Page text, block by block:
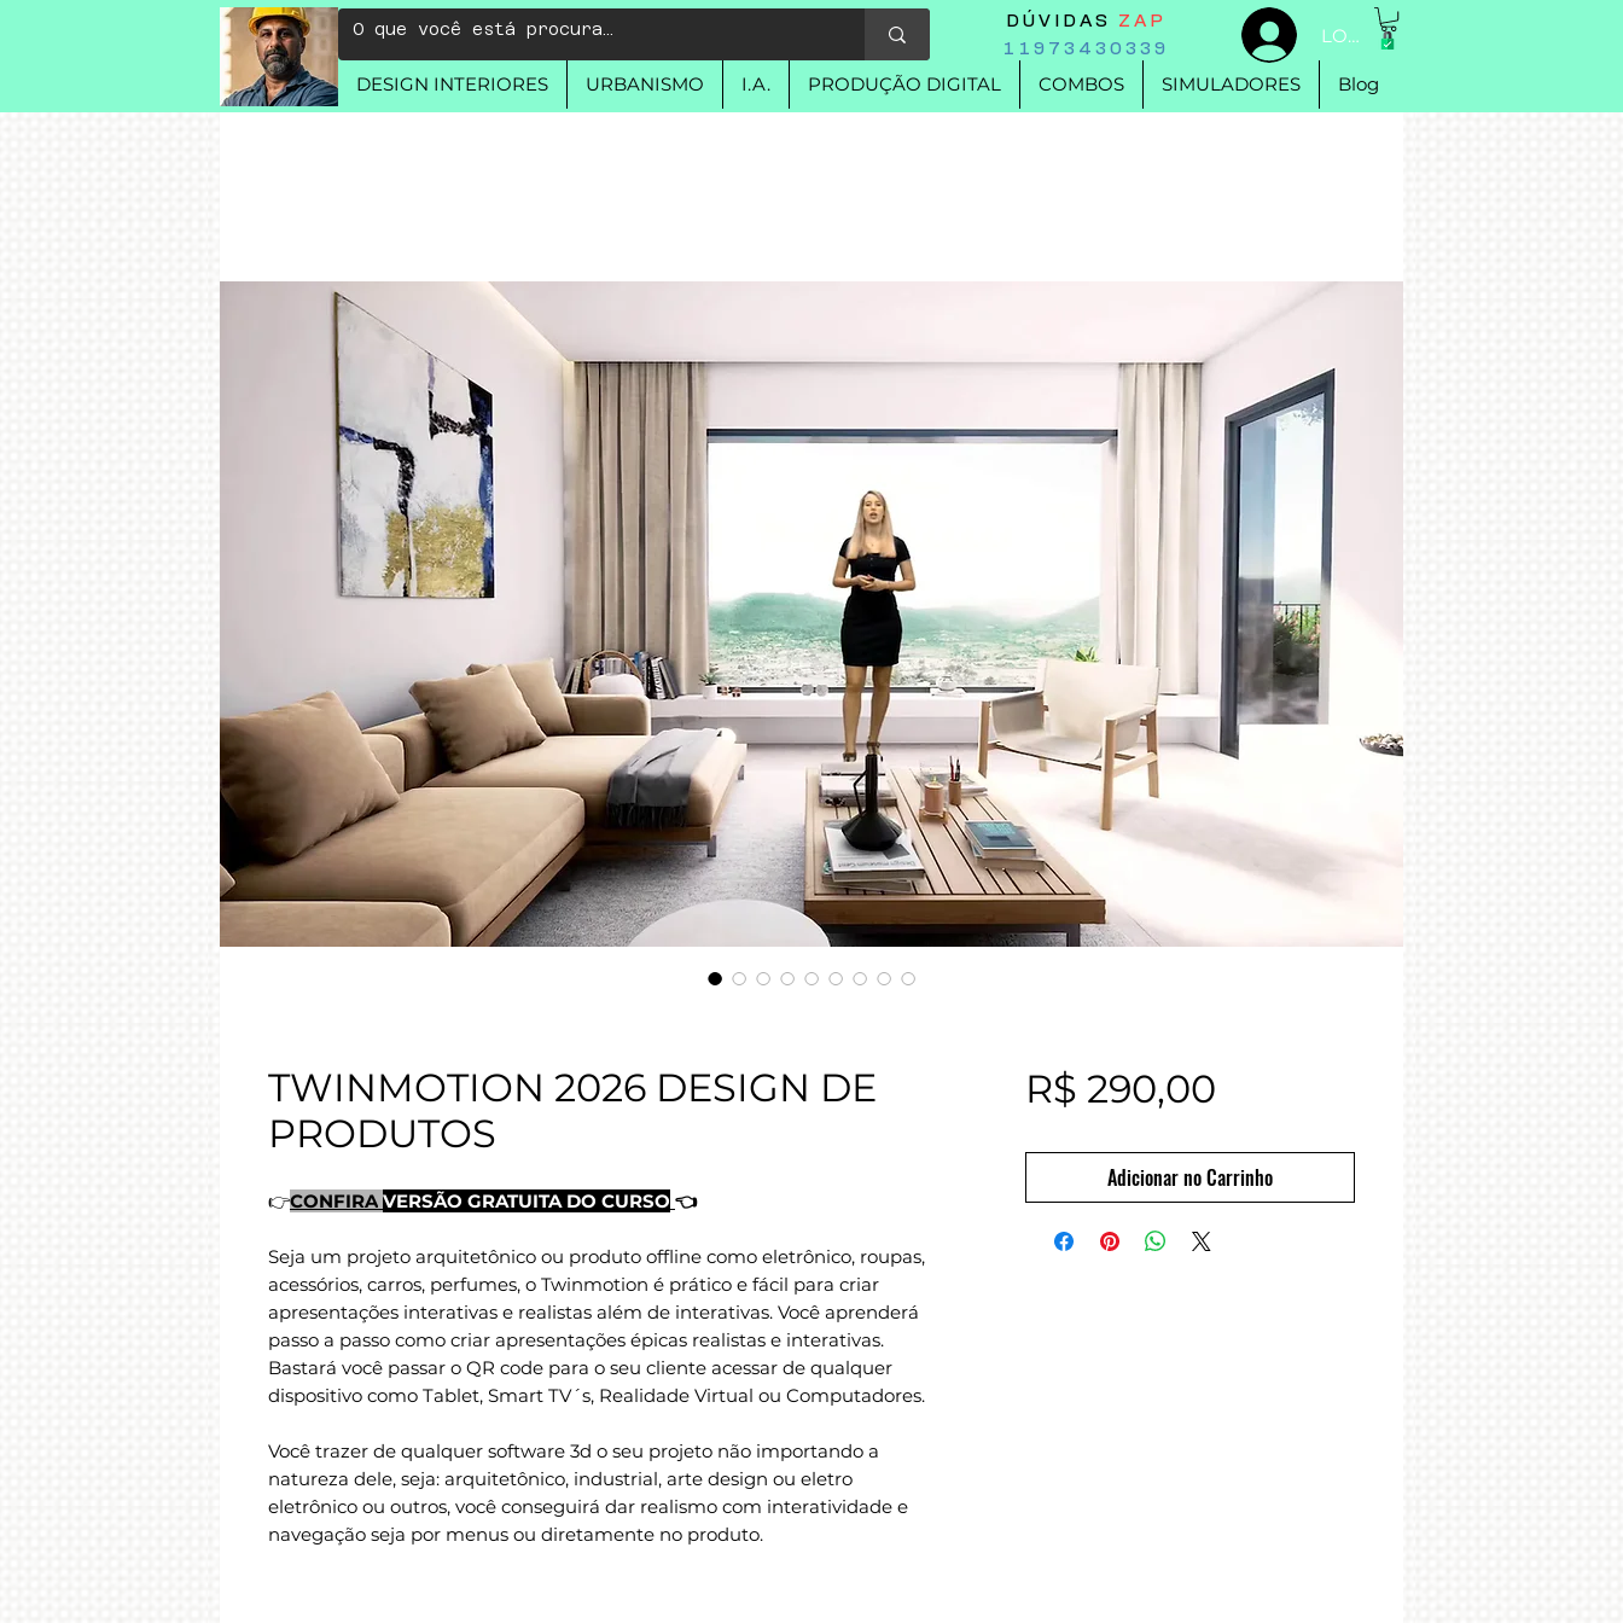
LOGIN
DESIGN INTERIORES URBANISMO I.A. PRODUÇÃO DIGITAL COMBOS SIMULADORES Blog
DÚVIDAS ZAP
11973430339
TWINMOTION 2026 DESIGN DE
PRODUTOS
👉CONFIRA VERSÃO GRATUITA DO CURSO 👈
Seja um projeto arquitetônico ou produto offline como eletrônico, roupas,
acessórios, carros, perfumes, o Twinmotion é prático e fácil para criar
apresentações interativas e realistas além de interativas. Você aprenderá
passo a passo como criar apresentações épicas realistas e interativas.
Bastará você passar o QR code para o seu cliente acessar de qualquer
dispositivo como Tablet, Smart TV´s, Realidade Virtual ou Computadores.
Você trazer de qualquer software 3d o seu projeto não importando a
natureza dele, seja: arquitetônico, industrial, arte design ou eletro
eletrônico ou outros, você conseguirá dar realismo com interatividade e
navegação seja por menus ou diretamente no produto.
R$ 290,00Preço
Adicionar no Carrinho